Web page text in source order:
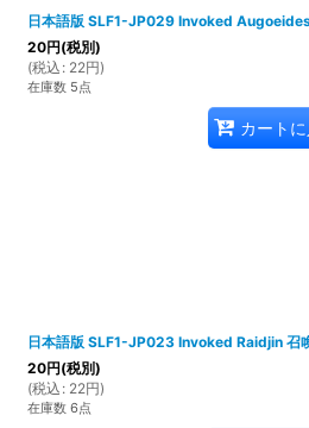
日本語版 SLF1-JP029 Invoked
20円(税別)
(税込 : 22円)
在庫数 5点
カート
日本語版 SLF1-JP023 Invoked Raidjin 召
20円(税別)
(税込 : 22円)
在庫数 6点